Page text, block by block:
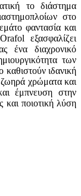
το διάστημα
στο
φαντασία και
εξασφαλίζει
ένα διαχρονικό
των
ιδανική
ζωηρά χρώματα και
έμπνευση στην
ποιοτική λύση